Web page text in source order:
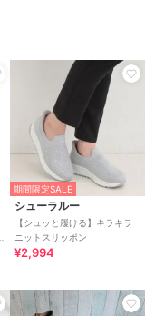
期間限定SALE
シューラルー
【シュッと履ける】キラキラ
ニットスリッポン
¥2,994